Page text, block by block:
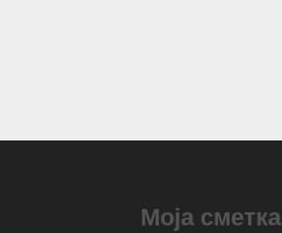
Моја сметка